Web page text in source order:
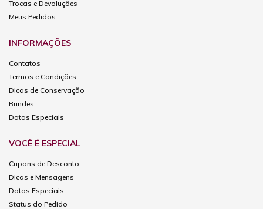
Trocas e Devoluções
Meus Pedidos
INFORMAÇÕES
Contatos
Termos e Condições
Dicas de Conservação
Brindes
Datas Especiais
VOCÊ É ESPECIAL
Cupons de Desconto
Dicas e Mensagens
Datas Especiais
Status do Pedido